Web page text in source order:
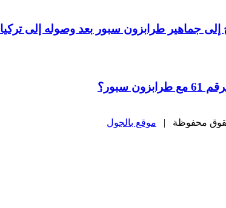
جماهير طرابزون سبور بعد وصوله إلى تركيا
موقع بالجول